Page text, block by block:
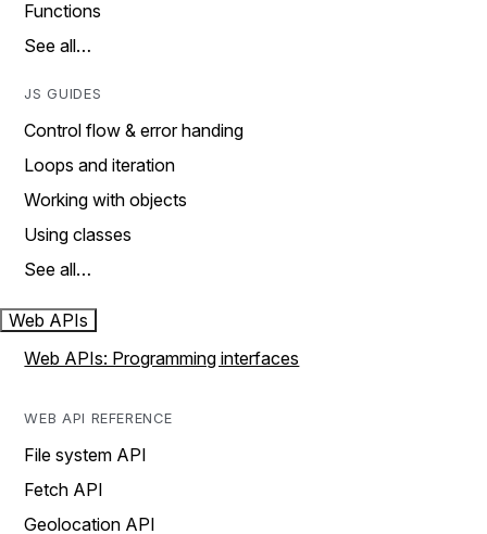
Functions
See all…
JS GUIDES
Control flow & error handing
Loops and iteration
Working with objects
Using classes
See all…
Web APIs
Web APIs: Programming interfaces
WEB API REFERENCE
File system API
Fetch API
Geolocation API